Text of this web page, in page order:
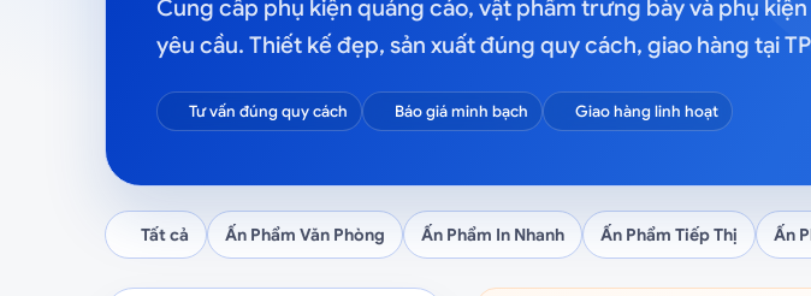
Cung cấp phụ kiện quảng cáo, vật phẩm trưng bày và phụ
yêu cầu. Thiết kế đẹp, sản xuất đúng quy cách, giao hàng tại
Tư vấn đúng quy cách Báo giá minh bạch Giao hàng linh hoạt
Tất cả Ấn Phẩm Văn Phòng Ấn Phẩm In Nhanh Ấn Phẩm Tiếp Thị Ấn